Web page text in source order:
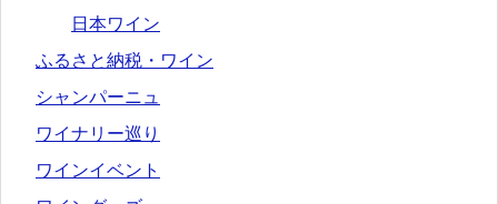
日本ワイン
ふるさと納税・ワイン
シャンパーニュ
ワイナリー巡り
ワインイベント